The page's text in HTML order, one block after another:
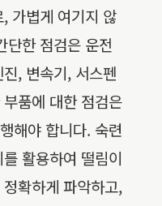
가볍게 여기지 않
단한 점검은 운전
, 변속기, 서스펜
품에 대한 점검은
해야 합니다. 숙련
활용하여 떨림이
확하게 파악하고,